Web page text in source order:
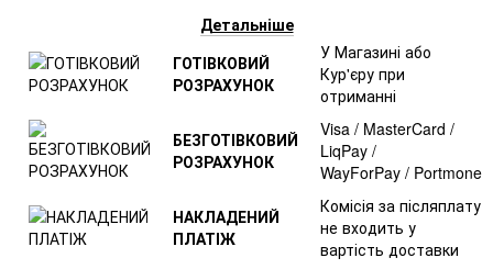
Детальніше
ГОТІВКОВИЙ
РОЗРАХУНОК
У Магазині або
Кур'єру при
отриманні
БЕЗГОТІВКОВИЙ
РОЗРАХУНОК
Visa / MasterCard /
LiqPay /
WayForPay / Portmone
НАКЛАДЕНИЙ
ПЛАТІЖ
Комісія за післяплату
не входить у
вартість доставки